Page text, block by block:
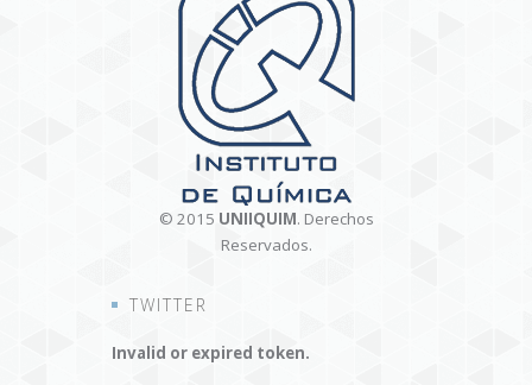
© 2015 UNIIQUIM. Derechos
Reservados.
TWITTER
Invalid or expired token.